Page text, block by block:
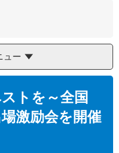
ュー
トを～全国
激励会を開催